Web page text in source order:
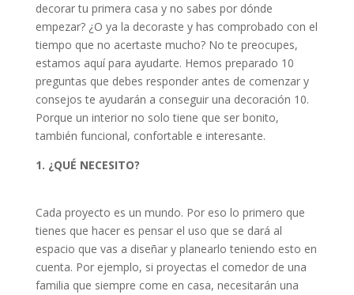
decorar tu primera casa y no sabes por dónde
empezar? ¿O ya la decoraste y has comprobado con el
tiempo que no acertaste mucho? No te preocupes,
estamos aquí para ayudarte. Hemos preparado 10
preguntas que debes responder antes de comenzar y
consejos te ayudarán a conseguir una decoración 10.
Porque un interior no solo tiene que ser bonito,
también funcional, confortable e interesante.
1. ¿QUÉ NECESITO?
Cada proyecto es un mundo. Por eso lo primero que
tienes que hacer es pensar el uso que se dará al
espacio que vas a diseñar y planearlo teniendo esto en
cuenta. Por ejemplo, si proyectas el comedor de una
familia que siempre come en casa, necesitarán una